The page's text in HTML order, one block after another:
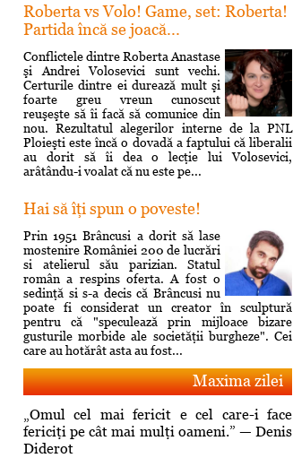
Roberta vs Volo! Game, set: Roberta!
Partida încă se joacă...
Conflictele dintre Roberta Anastase
şi Andrei Volosevici sunt vechi.
Certurile dintre ei durează mult şi
foarte greu vreun cunoscut
reuşeşte să îi facă să comunice din
nou. Rezultatul alegerilor interne de la PNL
Ploieşti este încă o dovadă a faptului că liberalii
au dorit să îi dea o lecţie lui Volosevici,
arâtându-i voalat că nu este pe...
Hai să îţi spun o poveste!
Prin 1951 Brâncusi a dorit să lase
mostenire României 200 de lucrări
si atelierul său parizian. Statul
român a respins oferta. A fost o
sedinţă si s-a decis că Brâncusi nu
poate fi considerat un creator în sculptură
pentru că "speculează prin mijloace bizare
gusturile morbide ale societăţii burgheze". Cei
care au hotărât asta au fost...
Maxima zilei
„Omul cel mai fericit e cel care-i face
fericiţi pe cât mai mulţi oameni.” — Denis
Diderot